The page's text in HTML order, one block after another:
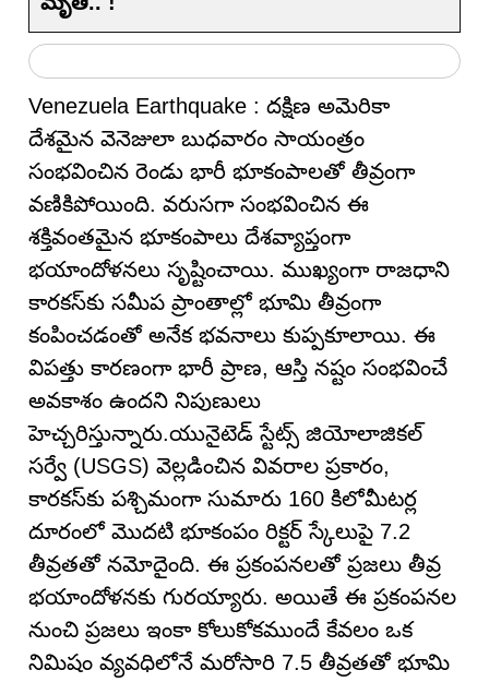
Venezuela Earthquake : దక్షిణ అమెరికా
దేశమైన వెనెజులా బుధవారం సాయంత్రం
సంభవించిన రెండు భారీ భూకంపాలతో తీవ్రంగా
వణికిపోయింది. వరుసగా సంభవించిన ఈ
శక్తివంతమైన భూకంపాలు దేశవ్యాప్తంగా
భయాందోళనలు సృష్టించాయి. ముఖ్యంగా రాజధాని
కారకస్‌కు సమీప ప్రాంతాల్లో భూమి తీవ్రంగా
కంపించడంతో అనేక భవనాలు కుప్పకూలాయి. ఈ
విపత్తు కారణంగా భారీ ప్రాణ, ఆస్తి నష్టం సంభవించే
అవకాశం ఉందని నిపుణులు
హెచ్చరిస్తున్నారు.యునైటెడ్ స్టేట్స్ జియోలాజికల్
సర్వే (USGS) వెల్లడించిన వివరాల ప్రకారం,
కారకస్‌కు పశ్చిమంగా సుమారు 160 కిలోమీటర్ల
దూరంలో మొదటి భూకంపం రిక్టర్ స్కేలుపై 7.2
తీవ్రతతో నమోదైంది. ఈ ప్రకంపనలతో ప్రజలు తీవ్ర
భయాందోళనకు గురయ్యారు. అయితే ఈ ప్రకంపనల
నుంచి ప్రజలు ఇంకా కోలుకోకముందే కేవలం ఒక
నిమిషం వ్యవధిలోనే మరోసారి 7.5 తీవ్రతతో భూమి